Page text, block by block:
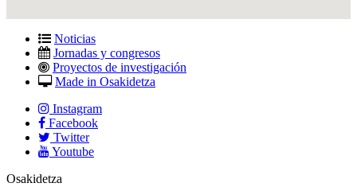
Noticias
Jornadas y congresos
Proyectos de investigación
Made in Osakidetza
Instagram
Facebook
Twitter
Youtube
Osakidetza